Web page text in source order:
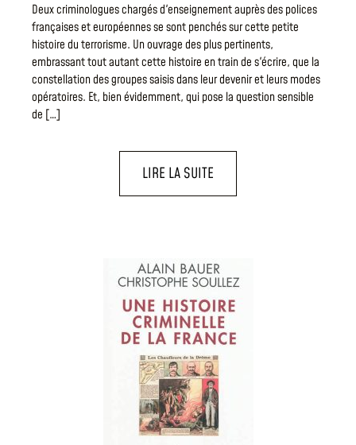
Deux criminologues chargés d'enseignement auprès des polices
françaises et européennes se sont penchés sur cette petite
histoire du terrorisme. Un ouvrage des plus pertinents,
embrassant tout autant cette histoire en train de s'écrire, que la
constellation des groupes saisis dans leur devenir et leurs modes
opératoires. Et, bien évidemment, qui pose la question sensible
de […]
LIRE LA SUITE